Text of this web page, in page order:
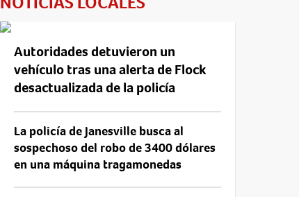
Autoridades detuvieron un
vehículo tras una alerta de Flock
desactualizada de la policía
La policía de Janesville busca al
sospechoso del robo de 3400 dólares
en una máquina tragamonedas